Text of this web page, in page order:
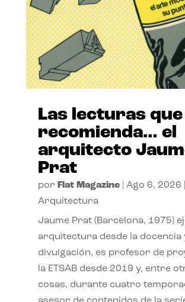
Las lecturas que
recomienda… el
arquitecto
Prat
por Flat Magazine| Ago 6, 2026
Arquitectura
Jaume Prat (Barcelona, 1975)
arquitectura desde la docencia
divulgación, es profesor de
la ETSAB desde 2019 y, entre
cosas, durante cuatro